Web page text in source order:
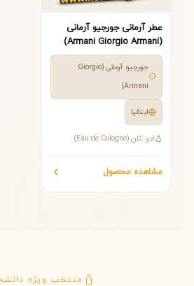
مشاهده سریع
عطر آرمانی جورجیو آرمانی
(Armani Giorgio Armani)
جورجیو آرمانی (Giorgio
Armani)
ایتالیا
ادو کلن (Eau de Cologne)
مشاهده محصول
منتخب ویژه